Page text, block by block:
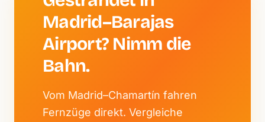
Madrid–Barajas
Airport? Nimm die
Bahn.
Vom Madrid–Chamartín fahren
Fernzüge direkt. Vergleiche